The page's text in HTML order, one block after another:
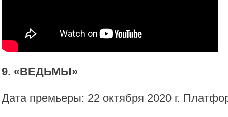
9. «ВЕДЬМЫ»
Дата премьеры: 22 октября 2020 г.